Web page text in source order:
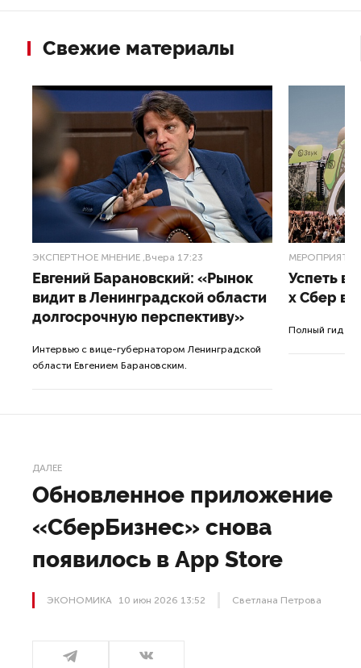
Свежие материалы
ЭКСПЕРТНОЕ МНЕНИЕ ,Вчера 17:23
Евгений Барановский: «Рынок
видит в Ленинградской области
долгосрочную перспективу»
Интервью с вице-губернатором Ленинградской
области Евгением Барановским.
МЕРОПРИЯТИЯ
Успеть
x Сбер в
Полный гид по
ДАЛЕЕ
Обновленное приложение
«СберБизнес» снова
появилось в App Store
ЭКОНОМИКА 10 июн 2026 13:52 Светлана Петрова